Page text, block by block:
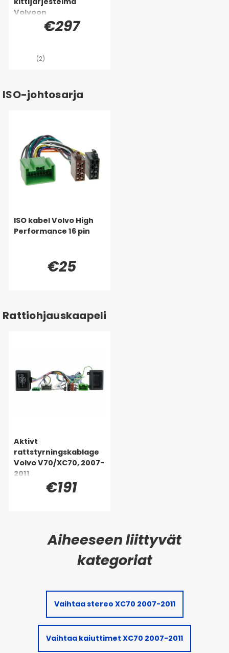
Volvoon
€297
(2)
ISO-johtosarja
ISO kabel Volvo High
Performance 16 pin
€25
Rattiohjauskaapeli
Aktivt
rattstyrningskablage
Volvo V70/XC70, 2007-
2011
€191
Vaihtaa stereo XC70 2007-2011
Vaihtaa kaiuttimet XC70 2007-2011